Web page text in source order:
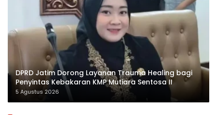
DPRD Jatim Dorong Layanan Trauma Healing bagi
Penyintas Kebakaran KMP Mutiara Sentosa II
5 Agustus 2026